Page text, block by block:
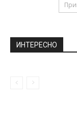
ИНТЕРЕСНО